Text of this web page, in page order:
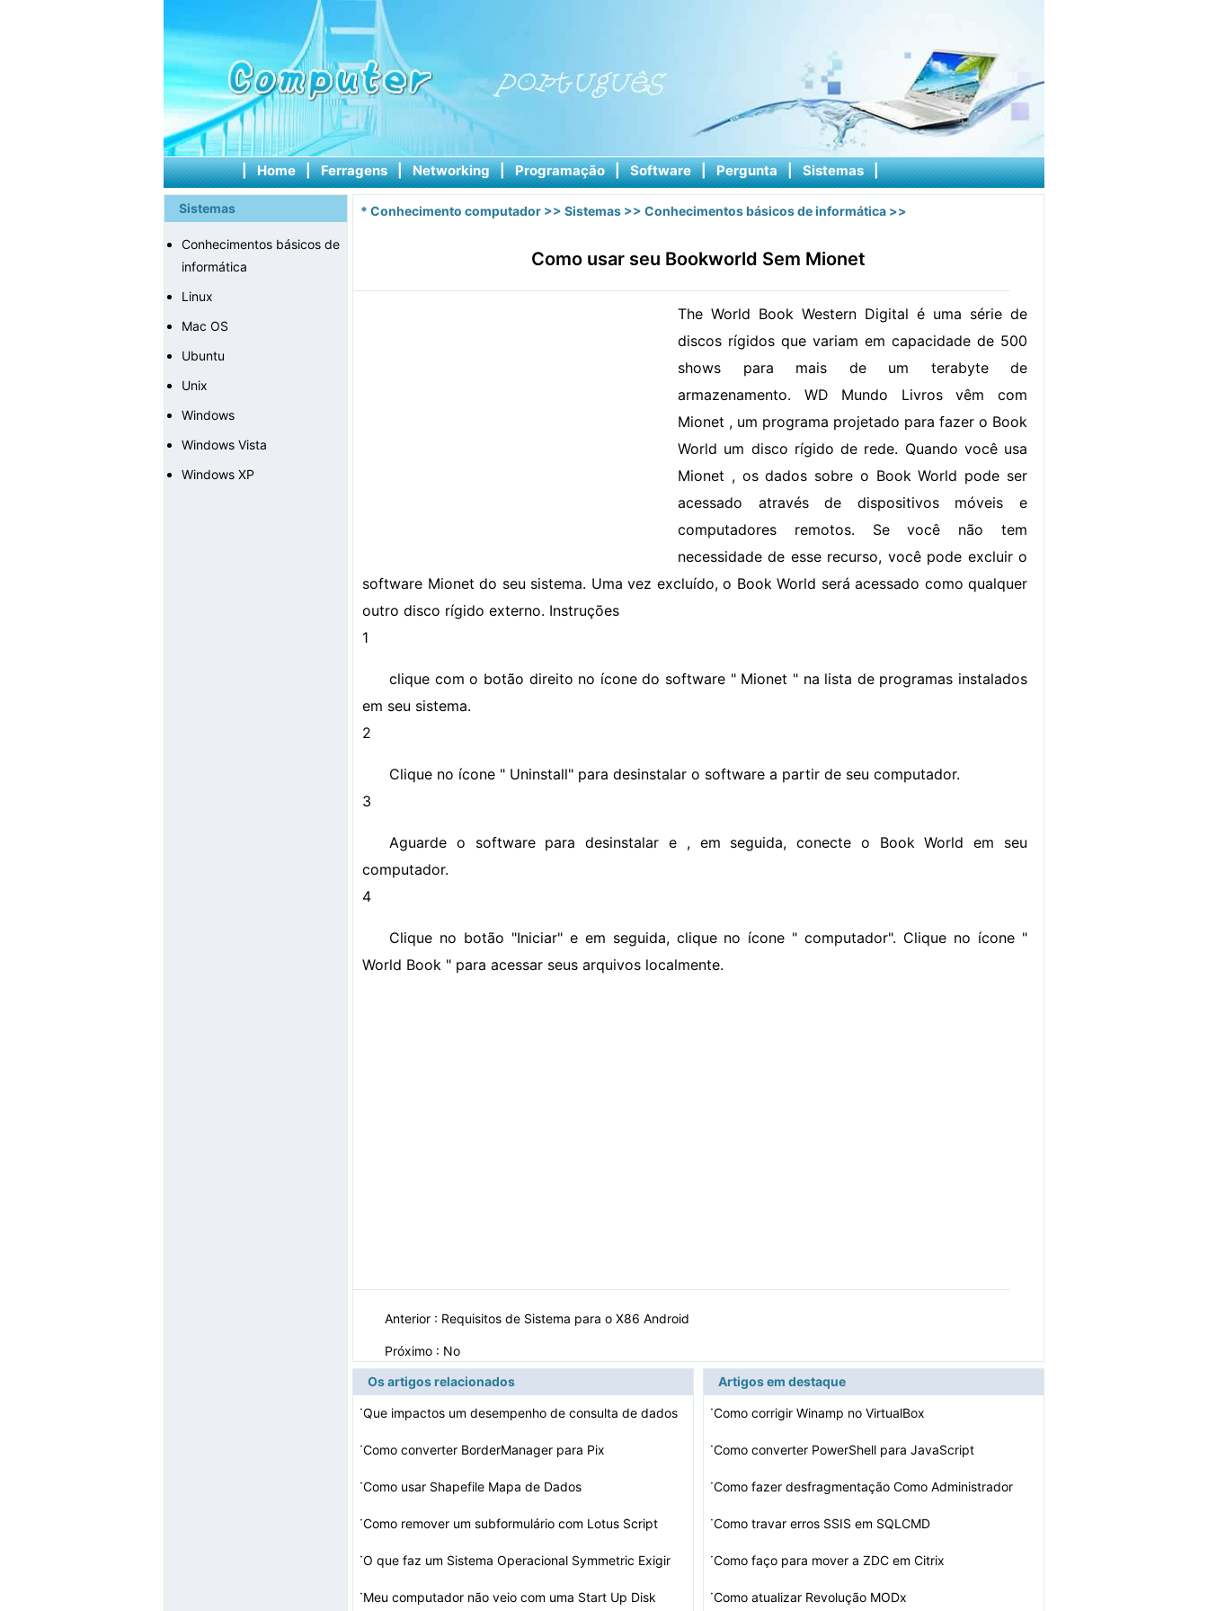
| Home | Ferragens | Networking | Programação | Software | Pergunta | Sistemas |
Sistemas
Conhecimentos básicos de
informática
Linux
Mac OS
Ubuntu
Unix
Windows
Windows Vista
Windows XP
* Conhecimento computador >> Sistemas >> Conhecimentos básicos de informática >>
Como usar seu Bookworld Sem Mionet
The World Book Western Digital é uma série de
discos rígidos que variam em capacidade de 500
shows para mais de um terabyte de
armazenamento. WD Mundo Livros vêm com
Mionet , um programa projetado para fazer o Book
World um disco rígido de rede. Quando você usa
Mionet , os dados sobre o Book World pode ser
acessado através de dispositivos móveis e
computadores remotos. Se você não tem
necessidade de esse recurso, você pode excluir o
software Mionet do seu sistema. Uma vez excluído, o Book World será acessado como qualquer
outro disco rígido externo. Instruções
1
clique com o botão direito no ícone do software " Mionet " na lista de programas instalados
em seu sistema.
2
Clique no ícone " Uninstall" para desinstalar o software a partir de seu computador.
3
Aguarde o software para desinstalar e , em seguida, conecte o Book World em seu
computador.
4
Clique no botão "Iniciar" e em seguida, clique no ícone " computador". Clique no ícone "
World Book " para acessar seus arquivos localmente.
Anterior : Requisitos de Sistema para o X86 Android
Próximo : No
Os artigos relacionados
·Que impactos um desempenho de consulta de dados
·Como converter BorderManager para Pix
·Como usar Shapefile Mapa de Dados
·Como remover um subformulário com Lotus Script
·O que faz um Sistema Operacional Symmetric Exigir
·Meu computador não veio com uma Start Up Disk
Artigos em destaque
·Como corrigir Winamp no VirtualBox
·Como converter PowerShell para JavaScript
·Como fazer desfragmentação Como Administrador
·Como travar erros SSIS em SQLCMD
·Como faço para mover a ZDC em Citrix
·Como atualizar Revolução MODx